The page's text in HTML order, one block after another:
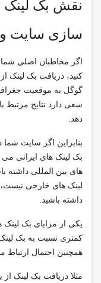
نقش بک لینک
سازی سایت
اگر مخاطبان اصلی شما
کنید، دریافت بک لینک
گوگل به موقعیت
سعی دارد نتایج مرتبط
دهد.
بنابراین اگر سایت شما
بک لینک های ایرانی می
های بین المللی داشته
لینک های خارجی نیست،
داشته باشید.
یکی از مزایای بک لینک
کمتری نسبت به بک
همچنین احتمال ارتباط
مثلا دریافت بک لینک